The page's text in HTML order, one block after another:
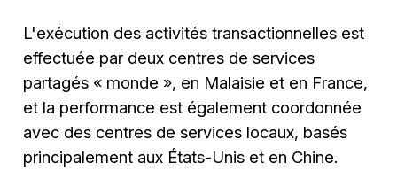
L'exécution des activités transactionnelles est
effectuée par deux centres de services
partagés « monde », en Malaisie et en France,
et la performance est également coordonnée
avec des centres de services locaux, basés
principalement aux États-Unis et en Chine.